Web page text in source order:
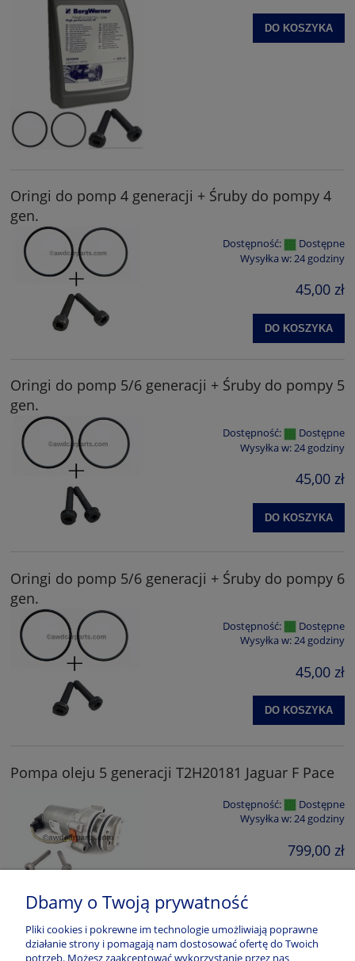
DO KOSZYKA
Oringi do pomp 4 generacji + Śruby do pompy 4
gen.
Dostępność:
Dostępne
Wysyłka w:24 godziny
45,00 zł
DO KOSZYKA
Oringi do pomp 5/6 generacji + Śruby do pompy 5
gen.
Dostępność:
Dostępne
Wysyłka w:24 godziny
45,00 zł
DO KOSZYKA
Oringi do pomp 5/6 generacji + Śruby do pompy 6
gen.
Dostępność:
Dostępne
Wysyłka w:24 godziny
45,00 zł
DO KOSZYKA
Pompa oleju 5 generacji T2H20181 Jaguar F Pace
Dostępność:
Dostępne
Wysyłka w:24 godziny
799,00 zł
Dbamy o Twoją prywatność
Pliki cookies i pokrewne im technologie umożliwiają poprawne
działanie strony i pomagają nam dostosować ofertę do Twoich
potrzeb. Możesz zaakceptować wykorzystanie przez nas